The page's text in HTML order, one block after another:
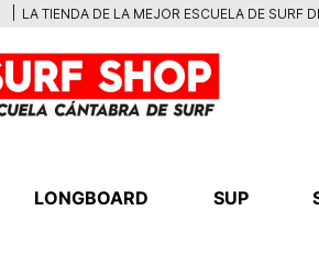
LA TIENDA DE LA MEJOR ESCUELA DE SURF
LONGBOARD SUP